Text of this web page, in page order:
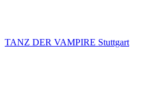
TANZ DER VAMPIRE Stuttgart